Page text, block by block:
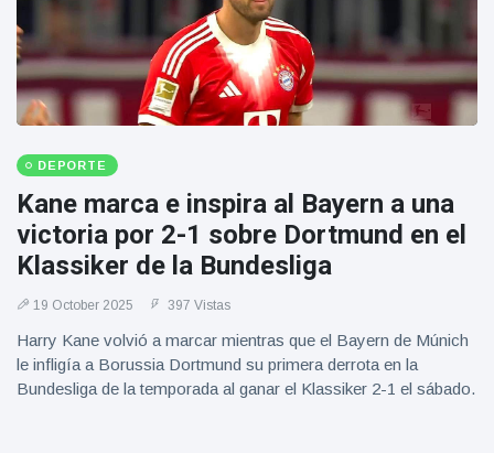
DEPORTE
Kane marca e inspira al Bayern a una
victoria por 2-1 sobre Dortmund en el
Klassiker de la Bundesliga
19 October 2025 397 Vistas
Harry Kane volvió a marcar mientras que el Bayern de Múnich
le infligía a Borussia Dortmund su primera derrota en la
Bundesliga de la temporada al ganar el Klassiker 2-1 el sábado.